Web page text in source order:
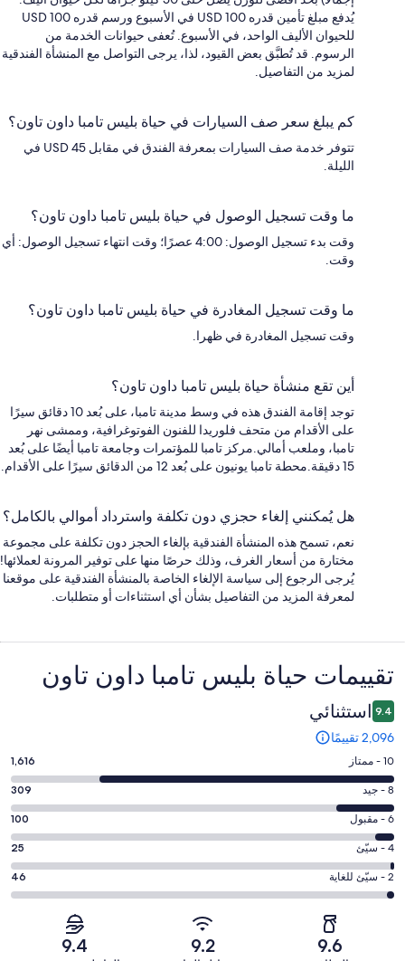
يُدفع مبلغ تأمين قدره USD 100 في الأسبوع ورسم قدره USD 100
للحيوان الأليف الواحد، في الأسبوع. تُعفى حيوانات الخدمة من
الرسوم. قد تُطبَّق بعض القيود، لذا، يرجى التواصل مع المنشأة الفندقية
لمزيد من التفاصيل.
كم يبلغ سعر صف السيارات في حياة بليس تامبا داون تاون؟
تتوفر خدمة صف السيارات بمعرفة الفندق في مقابل USD 45 في
الليلة.
ما وقت تسجيل الوصول في حياة بليس تامبا داون تاون؟
وقت بدء تسجيل الوصول: 4:00 عصرًا؛ وقت انتهاء تسجيل الوصول: أي
وقت.
ما وقت تسجيل المغادرة في حياة بليس تامبا داون تاون؟
وقت تسجيل المغادرة في ظهرا.
أين تقع منشأة حياة بليس تامبا داون تاون؟
توجد إقامة الفندق هذه في وسط مدينة تامبا، على بُعد 10 دقائق سيرًا
على الأقدام من متحف فلوريدا للفنون الفوتوغرافية، وممشى نهر
تامبا، وملعب أمالي.مركز تامبا للمؤتمرات وجامعة تامبا أيضًا على بُعد
15 دقيقة.محطة تامبا يونيون على بُعد 12 من الدقائق سيرًا على الأقدام.
هل يُمكنني إلغاء حجزي دون تكلفة واسترداد أموالي بالكامل؟
نعم، تسمح هذه المنشأة الفندقية بإلغاء الحجز دون تكلفة على مجموعة
مختارة من أسعار الغرف، وذلك حرصًا منها على توفير المرونة لعملائها!
يُرجى الرجوع إلى سياسة الإلغاء الخاصة بالمنشأة الفندقية على موقعنا
لمعرفة المزيد من التفاصيل بشأن أي استثناءات أو متطلبات.
التقييمات
تقييمات ⁦حياة بليس تامبا داون تاون⁩
9.4 استثنائي
2,096 تقييمًا
درجة
التصنيف
10
-
ممتاز.
1616
من
أصل
10 - ممتاز 1,616
درجة
التصنيف
8
-
جيد.
309
8 - جيد 309
درجة
التصنيف
6
-
مقبول.
6 - مقبول 100
درجة
التصنيف
4
4 - سيّئ 25
درجة
التصنيف
2 - سيّئ للغاية 46
9.6
9.2
9.4